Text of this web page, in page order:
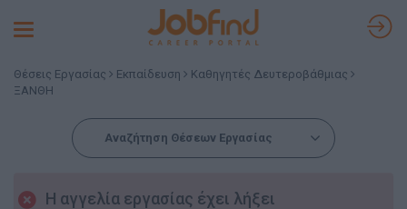
Toggle
Θέσεις Εργασίας Εκπαίδευση
Καθηγητές Δευτεροβάθμιας
ΞΑΝΘΗ
Αναζήτηση Θέσεων Εργασίας
Η αγγελία εργασίας έχει λήξει